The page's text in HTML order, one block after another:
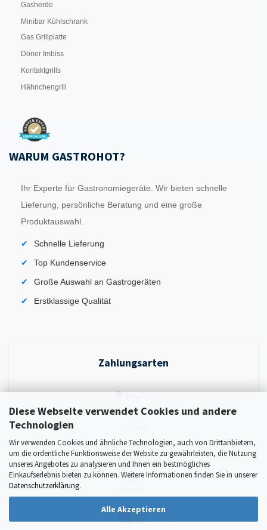
Diese Webseite verwendet Cookies und andere
Technologien
Wir verwenden Cookies und ähnliche Technologien, auch von Drittanbietern,
um die ordentliche Funktionsweise der Website zu gewährleisten, die Nutzung
unseres Angebotes zu analysieren und Ihnen ein bestmögliches
Einkaufserlebnis bieten zu können. Weitere Informationen finden Sie in unserer
Datenschutzerklärung.
Alle Akzeptieren
Gasherde
Minibar Kühlschrank
Gas Grillplatte
Döner Imbiss
Kontaktgrills
Hähnchengrill
WARUM GASTROHOT?
Ihr Experte für Gastronomiegeräte. Wir bieten schnelle
Lieferung, persönliche Beratung und eine große
Produktauswahl.
Schnelle Lieferung
Top Kundenservice
Große Auswahl an Gastrogeräten
Erstklassige Qualität
Zahlungsarten